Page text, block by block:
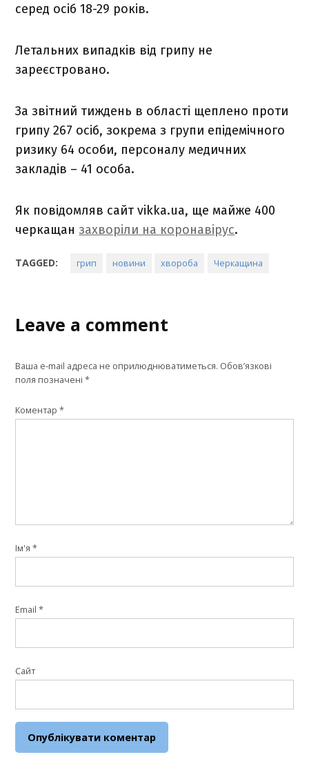
серед осіб 18-29 років.
Летальних випадків від грипу не
зареєстровано.
За звітний тиждень в області щеплено проти
грипу 267 осіб, зокрема з групи епідемічного
ризику 64 особи, персоналу медичних
закладів – 41 особа.
Як повідомляв сайт vikka.ua, ще майже 400
черкащанзахворіли на коронавірус.
TAGGED: грип новини хвороба Черкащина
Leave a comment
Ваша e-mail адреса не оприлюднюватиметься. Обов’язкові
поля позначені*
Коментар*
Ім'я*
Email*
Сайт